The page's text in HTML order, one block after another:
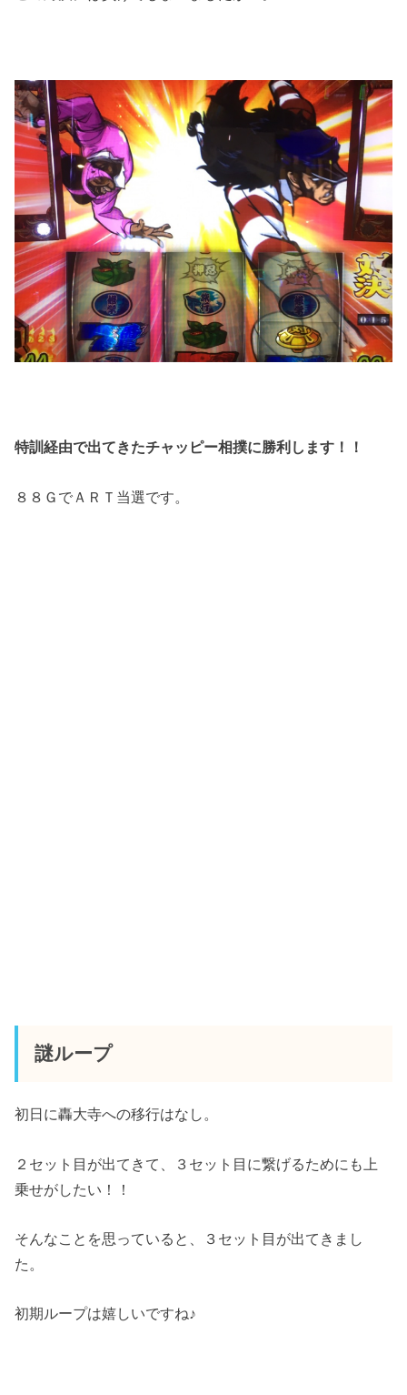
特訓経由で出てきたチャッピー相撲に勝利します！！
８８ＧでＡＲＴ当選です。
謎ループ
初日に轟大寺への移行はなし。
２セット目が出てきて、３セット目に繋げるためにも上
乗せがしたい！！
そんなことを思っていると、３セット目が出てきまし
た。
初期ループは嬉しいですね♪